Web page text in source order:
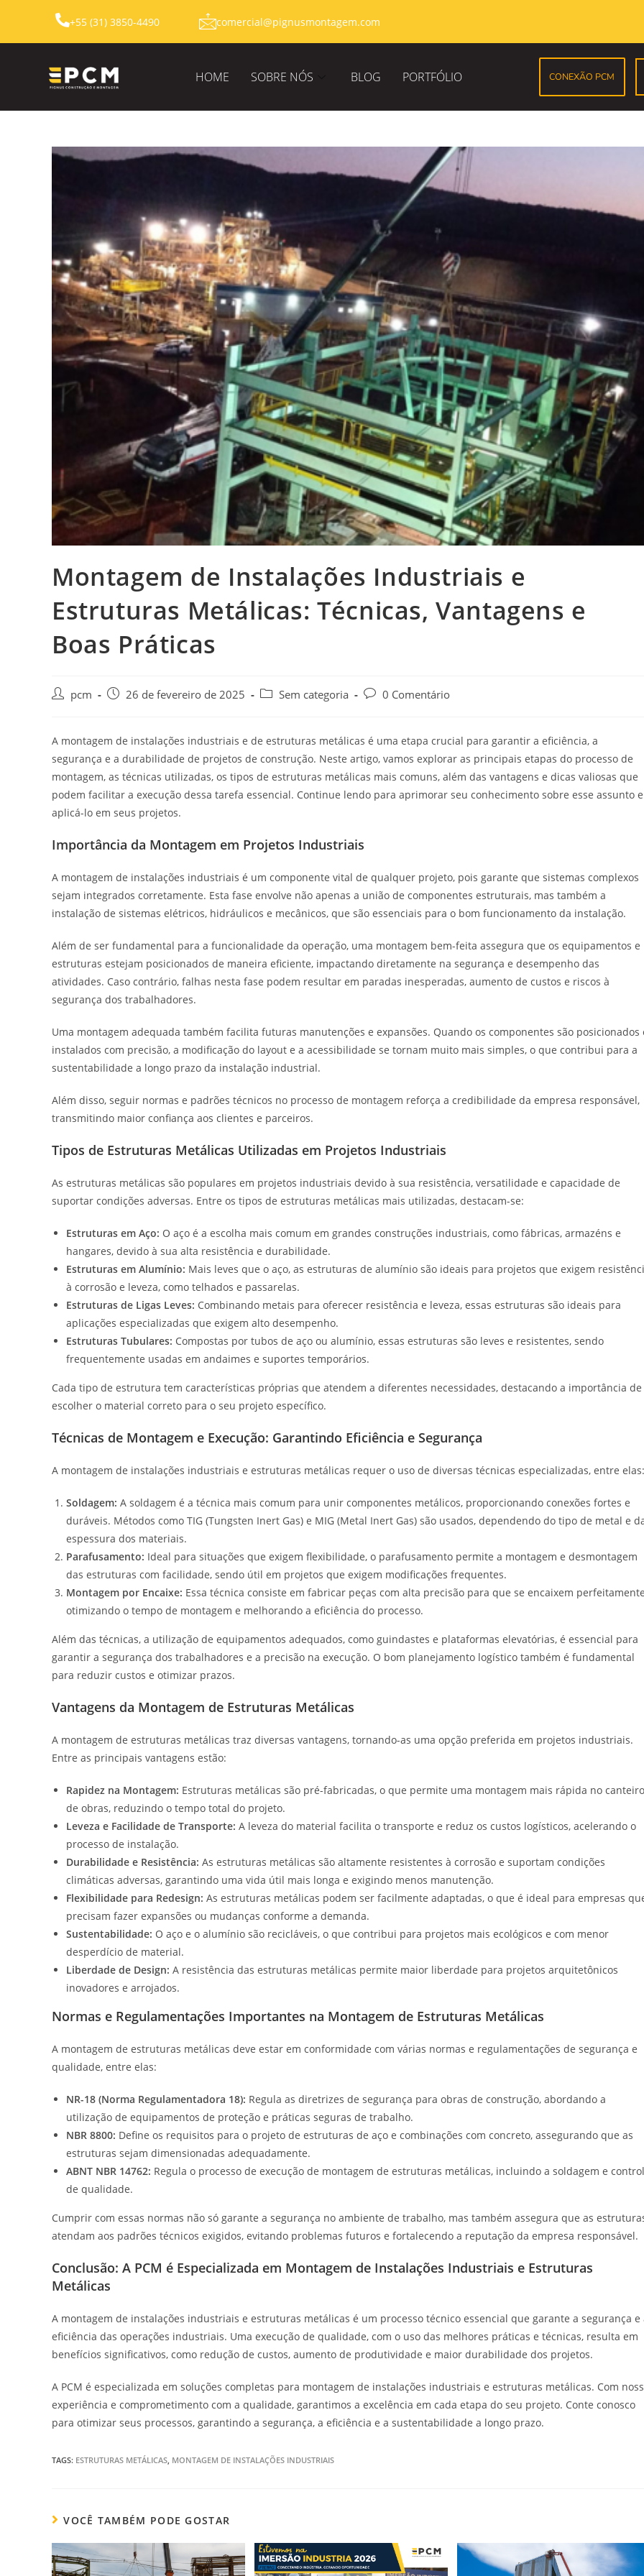
+55 (31) 3850-4490 comercial@pignusmontagem.com
HOME SOBRE NÓS BLOG PORTFÓLIO CONEXÃO PCM
Montagem de Instalações Industriais e
Estruturas Metálicas: Técnicas, Vantagens e
Boas Práticas
pcm 26 de fevereiro de 2025 Sem categoria 0 Comentário
A montagem de instalações industriais e de estruturas metálicas é uma etapa crucial para garantir a eficiência, a
segurança e a durabilidade de projetos de construção. Neste artigo, vamos explorar as principais etapas do processo de
montagem, as técnicas utilizadas, os tipos de estruturas metálicas mais comuns, além das vantagens e dicas valiosas que
podem facilitar a execução dessa tarefa essencial. Continue lendo para aprimorar seu conhecimento sobre esse assunto e
aplicá-lo em seus projetos.
Importância da Montagem em Projetos Industriais
A montagem de instalações industriais é um componente vital de qualquer projeto, pois garante que sistemas complexos
sejam integrados corretamente. Esta fase envolve não apenas a união de componentes estruturais, mas também a
instalação de sistemas elétricos, hidráulicos e mecânicos, que são essenciais para o bom funcionamento da instalação.
Além de ser fundamental para a funcionalidade da operação, uma montagem bem-feita assegura que os equipamentos e
estruturas estejam posicionados de maneira eficiente, impactando diretamente na segurança e desempenho das
atividades. Caso contrário, falhas nesta fase podem resultar em paradas inesperadas, aumento de custos e riscos à
segurança dos trabalhadores.
Uma montagem adequada também facilita futuras manutenções e expansões. Quando os componentes são posicionados
instalados com precisão, a modificação do layout e a acessibilidade se tornam muito mais simples, o que contribui para a
sustentabilidade a longo prazo da instalação industrial.
Além disso, seguir normas e padrões técnicos no processo de montagem reforça a credibilidade da empresa responsável,
transmitindo maior confiança aos clientes e parceiros.
Tipos de Estruturas Metálicas Utilizadas em Projetos Industriais
As estruturas metálicas são populares em projetos industriais devido à sua resistência, versatilidade e capacidade de
suportar condições adversas. Entre os tipos de estruturas metálicas mais utilizadas, destacam-se:
Estruturas em Aço: O aço é a escolha mais comum em grandes construções industriais, como fábricas, armazéns e
hangares, devido à sua alta resistência e durabilidade.
Estruturas em Alumínio: Mais leves que o aço, as estruturas de alumínio são ideais para projetos que exigem
à corrosão e leveza, como telhados e passarelas.
Estruturas de Ligas Leves: Combinando metais para oferecer resistência e leveza, essas estruturas são ideais para
aplicações especializadas que exigem alto desempenho.
Estruturas Tubulares: Compostas por tubos de aço ou alumínio, essas estruturas são leves e resistentes, sendo
frequentemente usadas em andaimes e suportes temporários.
Cada tipo de estrutura tem características próprias que atendem a diferentes necessidades, destacando a importância de
escolher o material correto para o seu projeto específico.
Técnicas de Montagem e Execução: Garantindo Eficiência e Segurança
A montagem de instalações industriais e estruturas metálicas requer o uso de diversas técnicas especializadas, entre elas:
Soldagem: A soldagem é a técnica mais comum para unir componentes metálicos, proporcionando conexões fortes e
duráveis. Métodos como TIG (Tungsten Inert Gas) e MIG (Metal Inert Gas) são usados, dependendo do tipo de metal e
espessura dos materiais.
Parafusamento: Ideal para situações que exigem flexibilidade, o parafusamento permite a montagem e desmontagem
das estruturas com facilidade, sendo útil em projetos que exigem modificações frequentes.
Montagem por Encaixe: Essa técnica consiste em fabricar peças com alta precisão para que se encaixem
otimizando o tempo de montagem e melhorando a eficiência do processo.
Além das técnicas, a utilização de equipamentos adequados, como guindastes e plataformas elevatórias, é essencial para
garantir a segurança dos trabalhadores e a precisão na execução. O bom planejamento logístico também é fundamental
para reduzir custos e otimizar prazos.
Vantagens da Montagem de Estruturas Metálicas
A montagem de estruturas metálicas traz diversas vantagens, tornando-as uma opção preferida em projetos industriais.
Entre as principais vantagens estão:
Rapidez na Montagem: Estruturas metálicas são pré-fabricadas, o que permite uma montagem mais rápida no canteiro
de obras, reduzindo o tempo total do projeto.
Leveza e Facilidade de Transporte: A leveza do material facilita o transporte e reduz os custos logísticos, acelerando o
processo de instalação.
Durabilidade e Resistência: As estruturas metálicas são altamente resistentes à corrosão e suportam condições
climáticas adversas, garantindo uma vida útil mais longa e exigindo menos manutenção.
Flexibilidade para Redesign: As estruturas metálicas podem ser facilmente adaptadas, o que é ideal para empresas
precisam fazer expansões ou mudanças conforme a demanda.
Sustentabilidade: O aço e o alumínio são recicláveis, o que contribui para projetos mais ecológicos e com menor
desperdício de material.
Liberdade de Design: A resistência das estruturas metálicas permite maior liberdade para projetos arquitetônicos
inovadores e arrojados.
Normas e Regulamentações Importantes na Montagem de Estruturas Metálicas
A montagem de estruturas metálicas deve estar em conformidade com várias normas e regulamentações de segurança e
qualidade, entre elas:
NR-18 (Norma Regulamentadora 18): Regula as diretrizes de segurança para obras de construção, abordando a
utilização de equipamentos de proteção e práticas seguras de trabalho.
NBR 8800: Define os requisitos para o projeto de estruturas de aço e combinações com concreto, assegurando que as
estruturas sejam dimensionadas adequadamente.
ABNT NBR 14762: Regula o processo de execução de montagem de estruturas metálicas, incluindo a soldagem e
de qualidade.
Cumprir com essas normas não só garante a segurança no ambiente de trabalho, mas também assegura que as
atendam aos padrões técnicos exigidos, evitando problemas futuros e fortalecendo a reputação da empresa responsável.
Conclusão: A PCM é Especializada em Montagem de Instalações Industriais e Estruturas
Metálicas
A montagem de instalações industriais e estruturas metálicas é um processo técnico essencial que garante a segurança e
eficiência das operações industriais. Uma execução de qualidade, com o uso das melhores práticas e técnicas, resulta em
benefícios significativos, como redução de custos, aumento de produtividade e maior durabilidade dos projetos.
A PCM é especializada em soluções completas para montagem de instalações industriais e estruturas metálicas. Com
experiência e comprometimento com a qualidade, garantimos a excelência em cada etapa do seu projeto. Conte conosco
para otimizar seus processos, garantindo a segurança, a eficiência e a sustentabilidade a longo prazo.
TAGS: ESTRUTURAS METÁLICAS, MONTAGEM DE INSTALAÇÕES INDUSTRIAIS
VOCÊ TAMBÉM PODE GOSTAR